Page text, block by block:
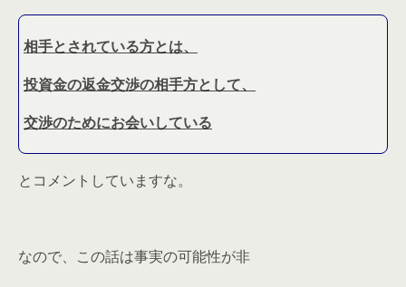
相手とされている方とは、
投資金の返金交渉の相手方として、
交渉のためにお会いしている
とコメントしていますな。
なので、この話は事実の可能性が非